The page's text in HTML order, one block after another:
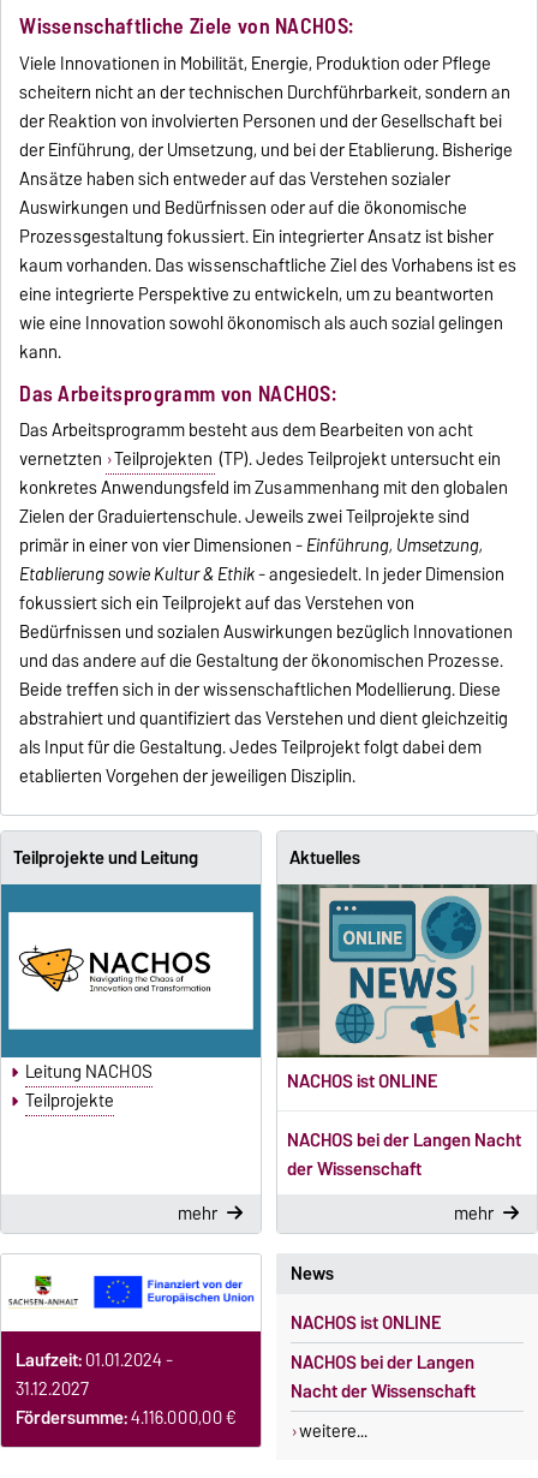
Wissenschaftliche Ziele von NACHOS:
Viele Innovationen in Mobilität, Energie, Produktion oder Pflege
scheitern nicht an der technischen Durchführbarkeit, sondern an
der Reaktion von involvierten Personen und der Gesellschaft bei
der Einführung, der Umsetzung, und bei der Etablierung. Bisherige
Ansätze haben sich entweder auf das Verstehen sozialer
Auswirkungen und Bedürfnissen oder auf die ökonomische
Prozessgestaltung fokussiert. Ein integrierter Ansatz ist bisher
kaum vorhanden. Das wissenschaftliche Ziel des Vorhabens ist es
eine integrierte Perspektive zu entwickeln, um zu beantworten
wie eine Innovation sowohl ökonomisch als auch sozial gelingen
kann.
Das Arbeitsprogramm von NACHOS:
Das Arbeitsprogramm besteht aus dem Bearbeiten von acht
vernetzten Teilprojekten (TP). Jedes Teilprojekt untersucht ein
konkretes Anwendungsfeld im Zusammenhang mit den globalen
Zielen der Graduiertenschule. Jeweils zwei Teilprojekte sind
primär in einer von vier Dimensionen -Einführung, Umsetzung,
Etablierung sowie Kultur & Ethik- angesiedelt. In jeder Dimension
fokussiert sich ein Teilprojekt auf das Verstehen von
Bedürfnissen und sozialen Auswirkungen bezüglich Innovationen
und das andere auf die Gestaltung der ökonomischen Prozesse.
Beide treffen sich in der wissenschaftlichen Modellierung. Diese
abstrahiert und quantifiziert das Verstehen und dient gleichzeitig
als Input für die Gestaltung. Jedes Teilprojekt folgt dabei dem
etablierten Vorgehen der jeweiligen Disziplin.
Teilprojekte und Leitung
Leitung NACHOS
Teilprojekte
mehr
Aktuelles
NACHOS ist ONLINE
NACHOS bei der Langen Nacht
der Wissenschaft
mehr
Laufzeit:01.01.2024 -
31.12.2027
Fördersumme:4.116.000,00 €
News
NACHOS ist ONLINE
NACHOS bei der Langen
Nacht der Wissenschaft
weitere...